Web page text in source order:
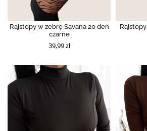
Rajstopy w zebrę Savana 20 den
czarne
39,99 zł